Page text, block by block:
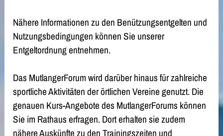
Nähere Informationen zu den Benützungsentgelten und
Nutzungsbedingungen können Sie unserer
Entgeltordnung entnehmen.
Das MutlangerForum wird darüber hinaus für zahlreiche
sportliche Aktivitäten der örtlichen Vereine genutzt. Die
genauen Kurs-Angebote des MutlangerForums können
Sie im Rathaus erfragen. Dort erhalten sie zudem
nähere Auskünfte zu den Trainingszeiten und